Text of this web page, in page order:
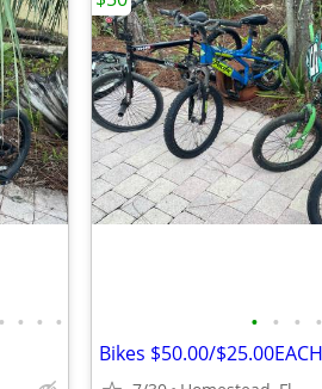
• • • • • • •
Bikes $50.00/